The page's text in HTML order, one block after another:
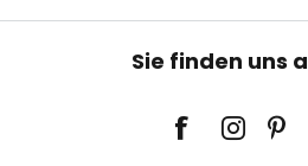
Sie finden uns